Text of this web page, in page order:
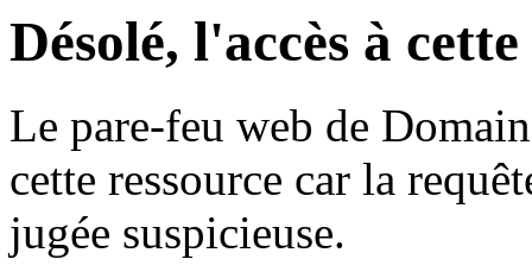
Désolé, l'accès à
Le pare-feu web de
cette ressource car la
jugée suspicieuse.